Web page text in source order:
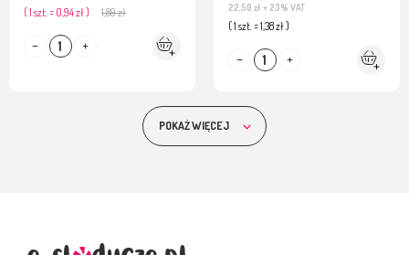
( 1 szt. = 0,94 zł ) 1,89 zł 22,50 zł + 23% VAT
( 1 szt. = 1,38 zł )
POKAŻ WIĘCEJ